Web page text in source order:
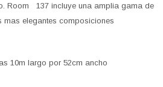
Room 137 incluye una amplia gama de
elegantes composiciones
10m largo por 52cm ancho